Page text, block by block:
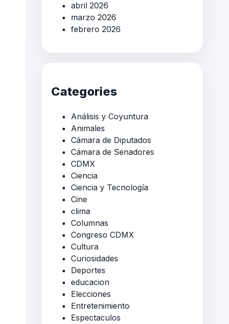
abril 2026
marzo 2026
febrero 2026
Categories
Análisis y Coyuntura
Animales
Cámara de Diputados
Cámara de Senadores
CDMX
Ciencia
Ciencia y Tecnología
Cine
clima
Columnas
Congreso CDMX
Cultura
Curiosidades
Deportes
educacion
Elecciones
Entretenimiento
Espectaculos